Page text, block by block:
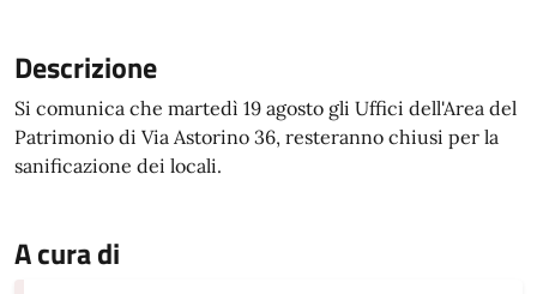
Descrizione
Si comunica che martedì 19 agosto gli Uffici dell'Area del
Patrimonio di Via Astorino 36, resteranno chiusi per la
sanificazione dei locali.
A cura di